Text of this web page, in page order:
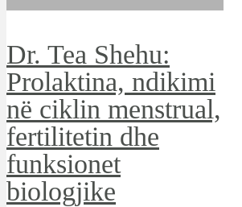
Dr. Tea Shehu:
Prolaktina, ndikimi
në ciklin menstrual,
fertilitetin dhe
funksionet
biologjike